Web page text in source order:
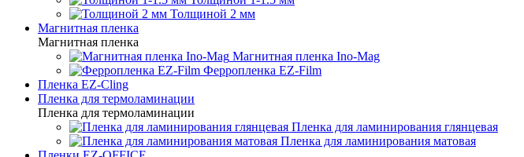
Толщиной 2 мм
Магнитная пленка
Магнитная пленка
Магнитная пленка Ino-Mag
Ферропленка EZ-Film
Пленка EZ-Cling
Пленка для термоламинации
Пленка для термоламинации
Пленка для ламинирования глянцевая
Пленка для ламинирования матовая